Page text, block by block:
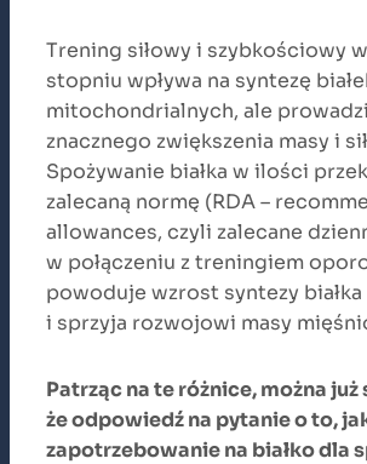
Trening siłowy i szybkościowy
stopniu wpływa na syntezę
mitochondrialnych, ale
znacznego zwiększenia masy i
Spożywanie białka w ilości
zalecaną normę (RDA –
allowances, czyli zalecane
w połączeniu z treningiem
powoduje wzrost syntezy
i sprzyja rozwojowi masy
Patrząc na te różnice, można
że odpowiedź na pytanie o to,
zapotrzebowanie na białko dla